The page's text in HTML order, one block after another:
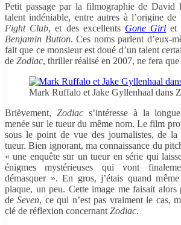
Petit passage par la filmographie de David
talent indéniable, entre autres à l’origine de
Fight Club, et des excellents Gone Girl et
Benjamin Button. Ces noms parlent d’eux-
fait que ce monsieur est doué d’un talent
de Zodiac, thriller réalisé en 2007, ne fera
Mark Ruffalo et Jake Gyllenhaal dans
Brièvement, Zodiacs’intéresse à la
menée sur le tueur du même nom. Le film
sous le point de vue des journalistes, de la
tueur. Bien ignorant, ma connaissance du
« une enquête sur un tueur en série qui
énigmes mystérieuses qui vont
démasquer ». En gros, j’étais quand
plaque, un peu. Cette image me faisait alors
deSeven, ce qui n’est pas vraiment le cas,
clé de réflexion concernant Zodiac.